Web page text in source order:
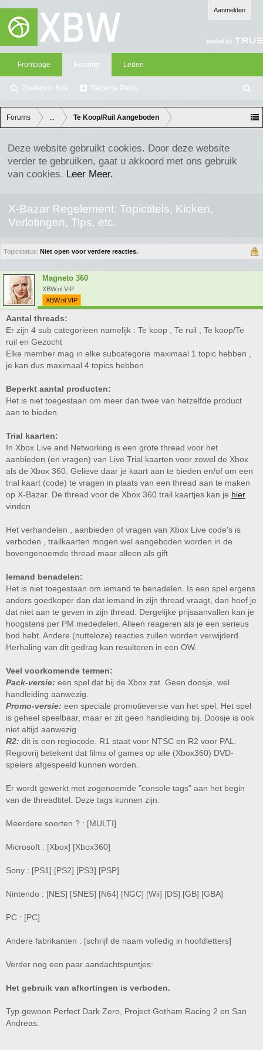
Aanmelden
Frontpage Forums
Zoeken in fora Recente Posts
Leden
oe
ke
n
Forums ... Te Koop/Ruil Aangeboden
Deze website gebruikt cookies. Door deze website
verder te gebruiken, gaat u akkoord met ons gebruik
van cookies. Leer Meer.
X-Bazar Regelement: Topictitels, Kicken,
Verlotingen, Tips, etc.
Topicstatus: Niet open voor verdere reacties.
Magneto 360
XBW.nl VIP
XBW.nl VIP
Aantal threads:
Er zijn 4 sub categorieen namelijk : Te koop , Te ruil , Te koop/Te
ruil en Gezocht
Elke member mag in elke subcategorie maximaal 1 topic hebben ,
je kan dus maximaal 4 topics hebben
Beperkt aantal producten:
Het is niet toegestaan om meer dan twee van hetzelfde product
aan te bieden.
Trial kaarten:
In Xbox Live and Networking is een grote thread voor het
aanbieden (en vragen) van Live Trial kaarten voor zowel de Xbox
als de Xbox 360. Gelieve daar je kaart aan te bieden en/of om een
trial kaart (code) te vragen in plaats van een thread aan te maken
op X-Bazar. De thread voor de Xbox 360 trail kaartjes kan je hier
vinden
Het verhandelen , aanbieden of vragen van Xbox Live code's is
verboden , trailkaarten mogen wel aangeboden worden in de
bovengenoemde thread maar alleen als gift
Iemand benadelen:
Het is niet toegestaan om iemand te benadelen. Is een spel ergens
anders goedkoper dan dat iemand in zijn thread vraagt, dan hoef je
dat niet aan te geven in zijn thread. Dergelijke prijsaanvallen kan je
hoogstens per PM mededelen. Alleen reageren als je een serieus
bod hebt. Andere (nutteloze) reacties zullen worden verwijderd.
Herhaling van dit gedrag kan resulteren in een OW.
Veel voorkomende termen:
Pack-versie: een spel dat bij de Xbox zat. Geen doosje, wel
handleiding aanwezig.
Promo-versie: een speciale promotieversie van het spel. Het spel
is geheel speelbaar, maar er zit geen handleiding bij. Doosje is ook
niet altijd aanwezig.
R2: dit is een regiocode. R1 staat voor NTSC en R2 voor PAL.
Regiovrij betekent dat films of games op alle (Xbox360) DVD-
spelers afgespeeld kunnen worden.​
Er wordt gewerkt met zogenoemde "console tags" aan het begin
van de threadtitel. Deze tags kunnen zijn:
Meerdere soorten ? : [MULTI]
Microsoft : [Xbox] [Xbox360]
Sony : [PS1] [PS2] [PS3] [PSP]
Nintendo : [NES] [SNES] [N64] [NGC] [Wii] [DS] [GB] [GBA]
PC : [PC]
Andere fabrikanten : [schrijf de naam volledig in hoofdletters]
Verder nog een paar aandachtspuntjes:
Het gebruik van afkortingen is verboden.
Typ gewoon Perfect Dark Zero, Project Gotham Racing 2 en San
Andreas.